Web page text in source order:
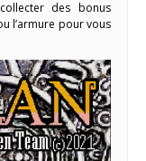
des bonus
l’armure pour vous